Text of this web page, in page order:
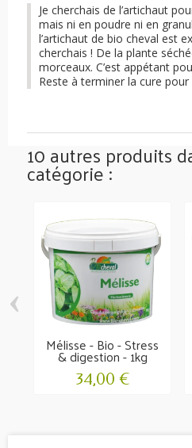
Je cherchais de l’artichaut
mais ni en poudre ni en
l’artichaut de bio cheval est
cherchais ! De la plante
morceaux. C’est appétant
Reste à terminer la cure
10 autres produits
catégorie :
Mélisse - Bio - Stress
& digestion - 1kg
34,00 €
‹